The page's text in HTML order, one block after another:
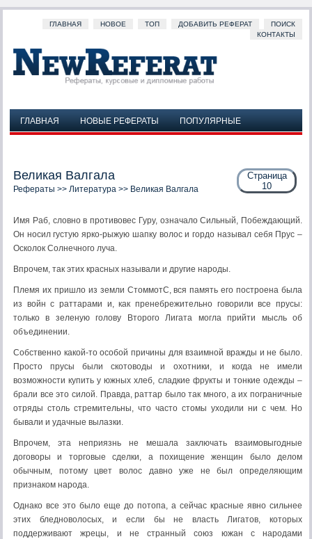
ГЛАВНАЯ НОВОЕ ТОП ДОБАВИТЬ РЕФЕРАТ
ПОИСК
КОНТАКТЫ
ГЛАВНАЯ НОВЫЕ РЕФЕРАТЫ
ПОПУЛЯРНЫЕ
Страница
10
Великая Валгала
Рефераты >> Литература >> Великая Валгала
Имя Раб, словно в противовес Гуру, означало Сильный, Побеждающий.
Он носил густую ярко-рыжую шапку волос и гордо называл себя Прус –
Осколок Солнечного луча.
Впрочем, так этих красных называли и другие народы.
Племя их пришло из земли СтоммотС, вся память его построена была
из войн с раттарами и, как пренебрежительно говорили все прусы:
только в зеленую голову Второго Лигата могла прийти мысль об
объединении.
Собственно какой-то особой причины для взаимной вражды и не было.
Просто прусы были скотоводы и охотники, и когда не имели
возможности купить у южных хлеб, сладкие фрукты и тонкие одежды –
брали все это силой. Правда, раттар было так много, а их пограничные
отряды столь стремительны, что часто стомы уходили ни с чем. Но
бывали и удачные вылазки.
Впрочем, эта неприязнь не мешала заключать взаимовыгодные
договоры и торговые сделки, а похищение женщин было делом
обычным, потому цвет волос давно уже не был определяющим
признаком народа.
Однако все это было еще до потопа, а сейчас красные явно сильнее
этих бледноволосых, и если бы не власть Лигатов, которых
поддерживают жрецы, и не странный союз южан с народами